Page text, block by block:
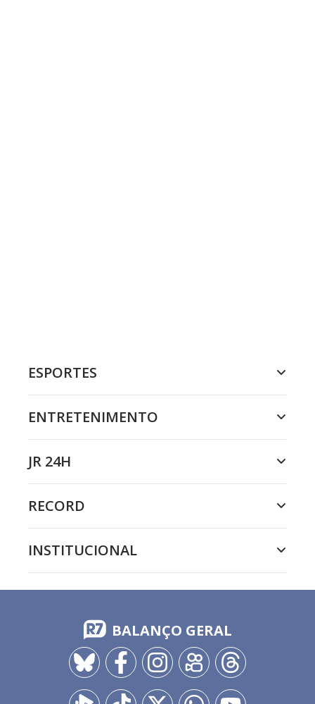
ESPORTES
ENTRETENIMENTO
JR 24H
RECORD
INSTITUCIONAL
BALANÇO GERAL